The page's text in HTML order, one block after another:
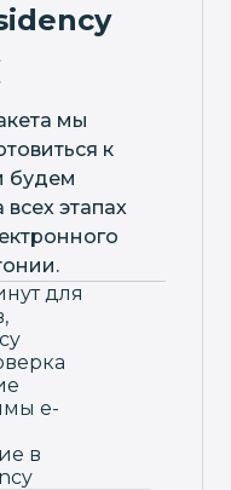
мы
к
будем
этапах
для
e-
в